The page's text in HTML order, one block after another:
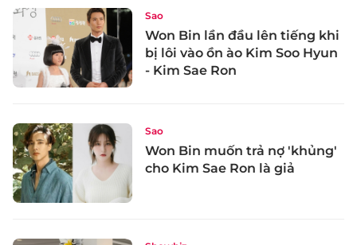
Sao
Won Bin lần đầu lên tiếng khi
bị lôi vào ồn ào Kim Soo Hyun
- Kim Sae Ron
Sao
Won Bin muốn trả nợ 'khủng'
cho Kim Sae Ron là giả